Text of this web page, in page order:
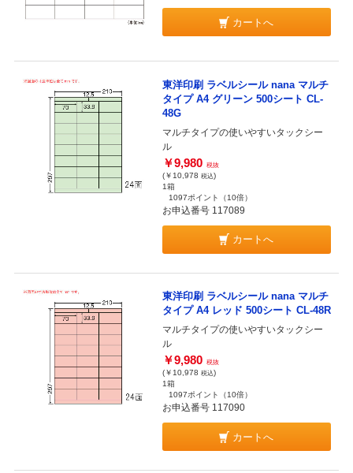
カートへ
東洋印刷 ラベルシール nana マルチ
タイプ A4 グリーン 500シート CL-
48G
マルチタイプの使いやすいタックシー
ル
￥9,980 税抜
(￥10,978 税込)
1箱
1097ポイント
（10倍）
お申込番号 117089
カートへ
東洋印刷 ラベルシール nana マルチ
タイプ A4 レッド 500シート CL-48R
マルチタイプの使いやすいタックシー
ル
￥9,980 税抜
(￥10,978 税込)
1箱
1097ポイント
（10倍）
お申込番号 117090
カートへ